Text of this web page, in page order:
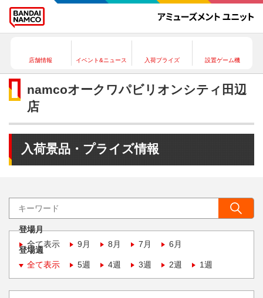
店舗情報 イベント&ニュース 入荷プライズ 設置ゲーム機
namcoオークワパビリオンシティ田辺
店
入荷景品・プライズ情報
登場月
全て表示
9月 8月 7月 6月
登場週
全て表示
5週 4週 3週 2週 1週